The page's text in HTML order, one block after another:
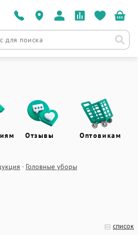
Отзывы Оптовикам
- Головные уборы
список